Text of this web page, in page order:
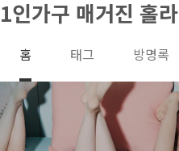
본문 바로가기
1인가구 매거진 홀라
홈 태그 방명록